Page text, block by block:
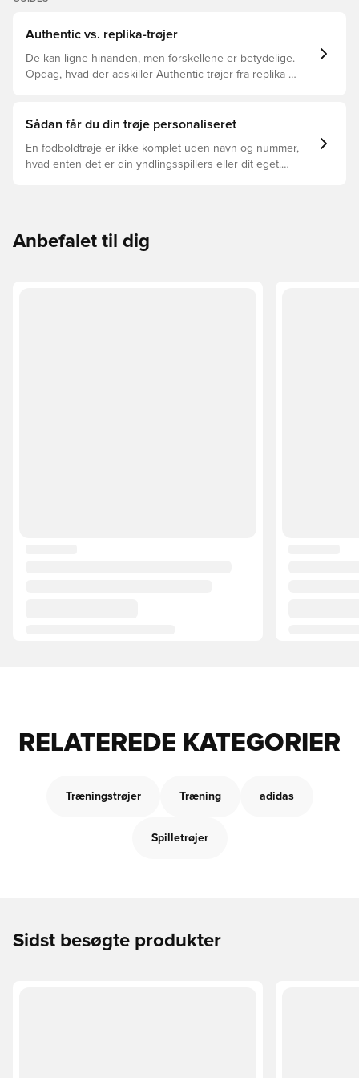
Authentic vs. replika-trøjer
De kan ligne hinanden, men forskellene er betydelige.
Opdag, hvad der adskiller Authentic trøjer fra replika-
Sådan får du din trøje personaliseret
En fodboldtrøje er ikke komplet uden navn og nummer,
hvad enten det er din yndlingsspillers eller dit eget.
Anbefalet til dig
RELATEREDE KATEGORIER
Træningstrøjer Træning adidas
Spilletrøjer
Sidst besøgte produkter